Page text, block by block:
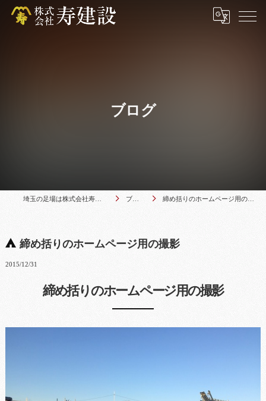
ブログ
埼玉の足場は株式会社寿建設 ブログ 締め括りのホームページ用の撮影
締め括りのホームページ用の撮影
2015/12/31
締め括りのホームページ用の撮影